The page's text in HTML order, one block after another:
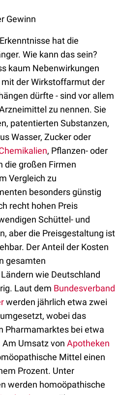
Gewinn
hat die
Wie kann das sein?
kaum Nebenwirkungen
der Wirkstoffarmut der
dürfte - sind vor allem
zu nennen. Sie
patentierten Substanzen,
Wasser, Zucker oder
, Pflanzen- oder
die großen Firmen
Vergleich zu
besonders günstig
recht hohen Preis
Schüttel- und
aber die Preisgestaltung ist
Der Anteil der Kosten
gesamten
wie Deutschland
Laut dem Bundesverband
werden jährlich etwa zwei
wobei das
Pharmamarktes bei etwa
Umsatz von Apotheken
Mittel einen
Prozent. Unter
werden homoöpathische